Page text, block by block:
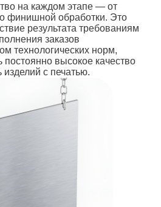
на каждом этапе — от
финишной обработки. Это
результата требованиям
заказов
технологических норм,
высокое качество
изделий с печатью.